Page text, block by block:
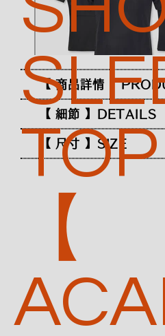
【 商品詳情 】
【 細節 】DETAILS
【 尺寸 】SIZE
TOP
【